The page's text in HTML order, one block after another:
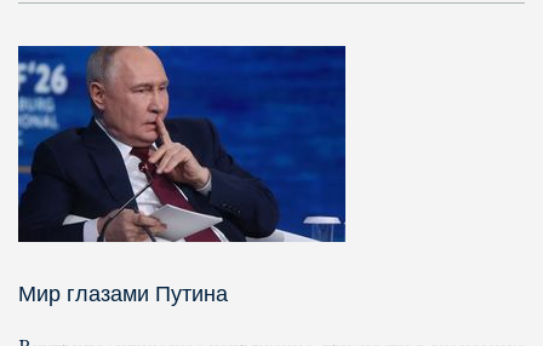
Мир глазами Путина